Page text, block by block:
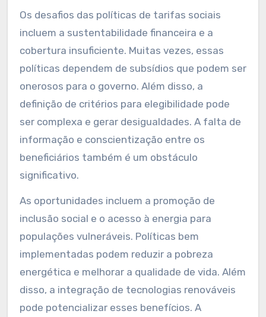
Os desafios das políticas de tarifas sociais
incluem a sustentabilidade financeira e a
cobertura insuficiente. Muitas vezes, essas
políticas dependem de subsídios que podem ser
onerosos para o governo. Além disso, a
definição de critérios para elegibilidade pode
ser complexa e gerar desigualdades. A falta de
informação e conscientização entre os
beneficiários também é um obstáculo
significativo.
As oportunidades incluem a promoção de
inclusão social e o acesso à energia para
populações vulneráveis. Políticas bem
implementadas podem reduzir a pobreza
energética e melhorar a qualidade de vida. Além
disso, a integração de tecnologias renováveis
pode potencializar esses benefícios. A